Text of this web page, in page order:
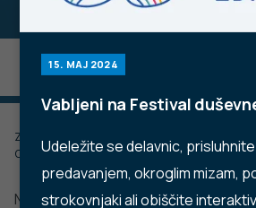
15. MAJ 2024
Vabljeni na Festival
Udeležite se delavnic,
predavanjem, okroglim mizam,
strokovnjaki ali obiščite
Zadnje posodobljeno: 29.11.2022
Objavljeno: 18.08.2022
Nacionalna konferenca bo potekala